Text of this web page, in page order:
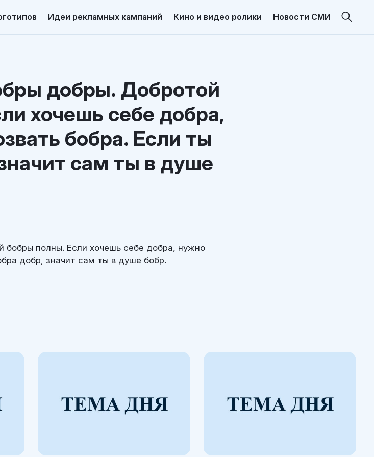
Идеи рекламных кампаний Кино и видео ролики Новости СМИ
добры. Добротой
хочешь себе добра,
бобра. Если ты
сам ты в душе
бобры полны. Если хочешь себе добра, нужно
добр, значит сам ты в душе бобр.